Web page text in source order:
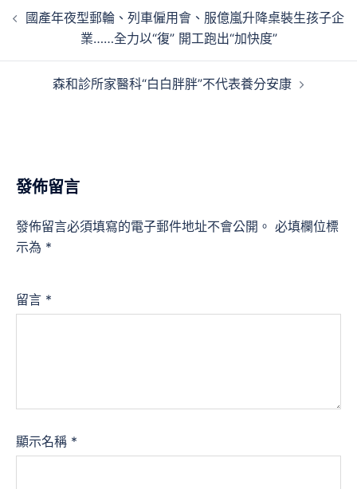
章
國產年夜型郵輪、列車僱用會、服億嵐升降桌裝生孩子企
業……全力以“復” 開工跑出“加快度”
森和診所家醫科“白白胖胖”不代表養分安康
發佈留言
發佈留言必須填寫的電子郵件地址不會公開。 必填欄位標
示為 *
留言 *
顯示名稱 *